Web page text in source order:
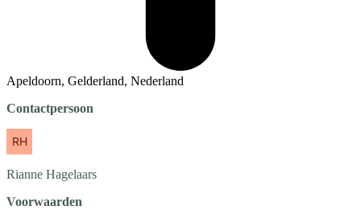
Apeldoorn, Gelderland, Nederland
Contactpersoon
Rianne Hagelaars
Voorwaarden